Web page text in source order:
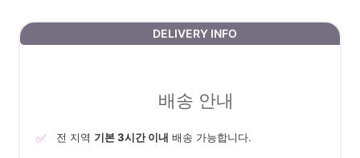
DELIVERY INFO
배송 안내
✅ 전 지역 기본 3시간 이내 배송 가능합니다.